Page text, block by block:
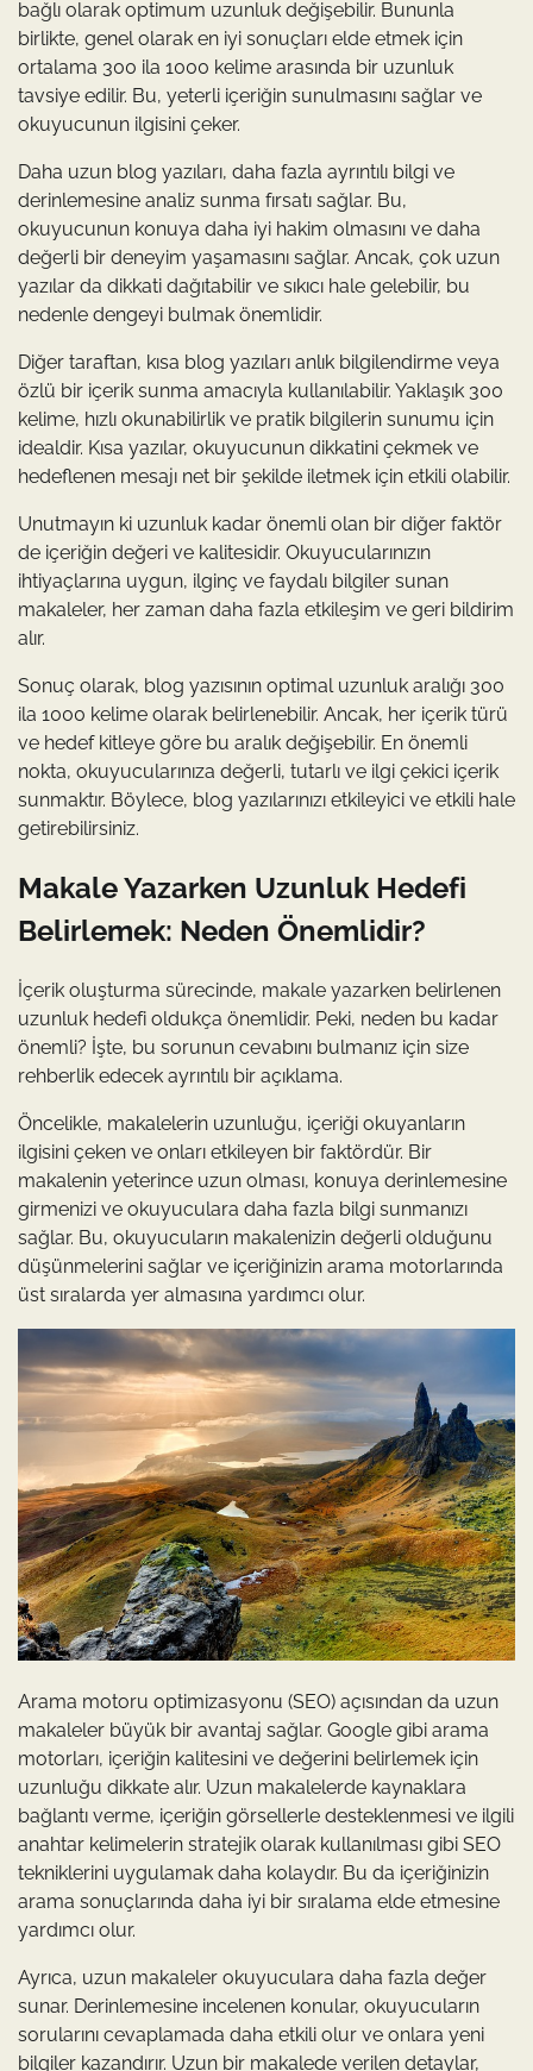
bağlı olarak optimum uzunluk değişebilir. Bununla
birlikte, genel olarak en iyi sonuçları elde etmek için
ortalama 300 ila 1000 kelime arasında bir uzunluk
tavsiye edilir. Bu, yeterli içeriğin sunulmasını sağlar ve
okuyucunun ilgisini çeker.
Daha uzun blog yazıları, daha fazla ayrıntılı bilgi ve
derinlemesine analiz sunma fırsatı sağlar. Bu,
okuyucunun konuya daha iyi hakim olmasını ve daha
değerli bir deneyim yaşamasını sağlar. Ancak, çok uzun
yazılar da dikkati dağıtabilir ve sıkıcı hale gelebilir, bu
nedenle dengeyi bulmak önemlidir.
Diğer taraftan, kısa blog yazıları anlık bilgilendirme veya
özlü bir içerik sunma amacıyla kullanılabilir. Yaklaşık 300
kelime, hızlı okunabilirlik ve pratik bilgilerin sunumu için
idealdir. Kısa yazılar, okuyucunun dikkatini çekmek ve
hedeflenen mesajı net bir şekilde iletmek için etkili olabilir.
Unutmayın ki uzunluk kadar önemli olan bir diğer faktör
de içeriğin değeri ve kalitesidir. Okuyucularınızın
ihtiyaçlarına uygun, ilginç ve faydalı bilgiler sunan
makaleler, her zaman daha fazla etkileşim ve geri bildirim
alır.
Sonuç olarak, blog yazısının optimal uzunluk aralığı 300
ila 1000 kelime olarak belirlenebilir. Ancak, her içerik türü
ve hedef kitleye göre bu aralık değişebilir. En önemli
nokta, okuyucularınıza değerli, tutarlı ve ilgi çekici içerik
sunmaktır. Böylece, blog yazılarınızı etkileyici ve etkili hale
getirebilirsiniz.
Makale Yazarken Uzunluk Hedefi
Belirlemek: Neden Önemlidir?
İçerik oluşturma sürecinde, makale yazarken belirlenen
uzunluk hedefi oldukça önemlidir. Peki, neden bu kadar
önemli? İşte, bu sorunun cevabını bulmanız için size
rehberlik edecek ayrıntılı bir açıklama.
Öncelikle, makalelerin uzunluğu, içeriği okuyanların
ilgisini çeken ve onları etkileyen bir faktördür. Bir
makalenin yeterince uzun olması, konuya derinlemesine
girmenizi ve okuyuculara daha fazla bilgi sunmanızı
sağlar. Bu, okuyucuların makalenizin değerli olduğunu
düşünmelerini sağlar ve içeriğinizin arama motorlarında
üst sıralarda yer almasına yardımcı olur.
Arama motoru optimizasyonu (SEO) açısından da uzun
makaleler büyük bir avantaj sağlar. Google gibi arama
motorları, içeriğin kalitesini ve değerini belirlemek için
uzunluğu dikkate alır. Uzun makalelerde kaynaklara
bağlantı verme, içeriğin görsellerle desteklenmesi ve ilgili
anahtar kelimelerin stratejik olarak kullanılması gibi SEO
tekniklerini uygulamak daha kolaydır. Bu da içeriğinizin
arama sonuçlarında daha iyi bir sıralama elde etmesine
yardımcı olur.
Ayrıca, uzun makaleler okuyuculara daha fazla değer
sunar. Derinlemesine incelenen konular, okuyucuların
sorularını cevaplamada daha etkili olur ve onlara yeni
bilgiler kazandırır. Uzun bir makalede verilen detaylar,